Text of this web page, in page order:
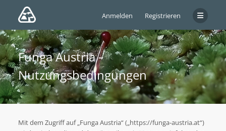
Anmelden Registrieren
Funga Austria -
Nutzungsbedingungen
Mit dem Zugriff auf „Funga Austria“ („https://funga-austria.at“)